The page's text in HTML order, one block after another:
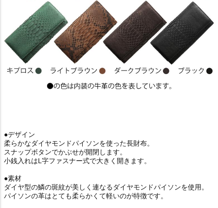
●デザイン
柔らかなダイヤモンドパイソンを使った長財布。
スナップボタンでかぶせが開閉します。
小銭入れはL字ファスナー式で大きく開きます。
●素材
ダイヤ型の鱗の斑紋が美しく連なるダイヤモンドパイソンを使用。
パイソンの革はとても柔らかくて軽いのが特徴です。